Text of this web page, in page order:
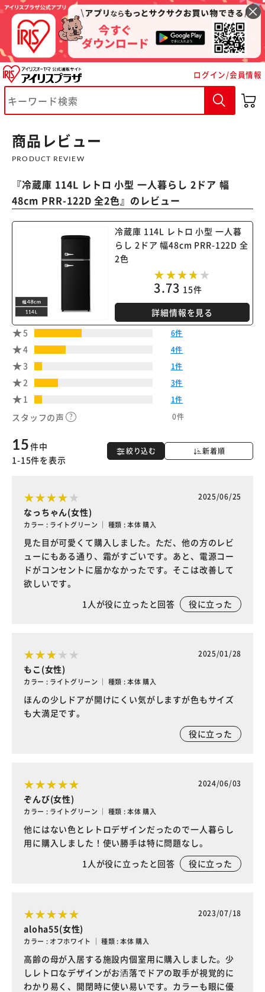
ログイン/会員情報
商品レビュー
PRODUCT REVIEW
『冷蔵庫 114L レトロ 小型 一人暮らし 2ドア 幅
48cm PRR-122D 全2色』のレビュー
冷蔵庫 114L レトロ 小型 一人暮
らし 2ドア 幅48cm PRR-122D 全
2色
3.73 15件
詳細情報を見る
5
6件
4 4件
3 1件
2 3件
1 1件
スタッフの声 0件
絞り込む 新着順
15件中
1-15件を表示
2025/06/25
なっちゃん(女性)
カラー : ライトグリーン ｜ 種類 : 本体 購入
見た目が可愛くて購入しました。ただ、他の方のレビ
ューにもある通り、霜がすごいです。あと、電源コー
ドがコンセントに届かなかったです。そこは改善して
欲しいです。
1人が役に立ったと回答 役に立った
2025/01/28
もこ(女性)
カラー : ライトグリーン ｜ 種類 : 本体 購入
ほんの少しドアが開けにくい気がしますが色もサイズ
も大満足です。
役に立った
2024/06/03
ぞんび(女性)
カラー : ライトグリーン ｜ 種類 : 本体 購入
他にはない色とレトロデザインだったので一人暮らし
用に購入しました！使い勝手は特に問題なし。
1人が役に立ったと回答 役に立った
2023/07/18
aloha55(女性)
カラー : オフホワイト ｜ 種類 : 本体 購入
高齢の母が入居する施設内個室用に購入しました。少
しレトロなデザインがお洒落でドアの取手が視覚的に
わかり易く、開閉時に使い易いです。カラーも眼に優
※ご確認ください